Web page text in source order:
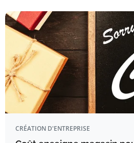
CRÉATION D'ENTREPRISE